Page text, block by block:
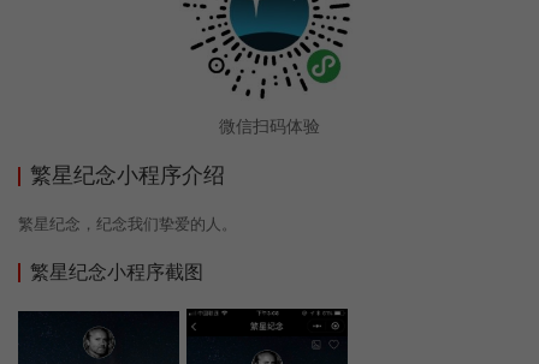
微信扫码体验
繁星纪念小程序介绍
繁星纪念，纪念我们挚爱的人。
繁星纪念小程序截图